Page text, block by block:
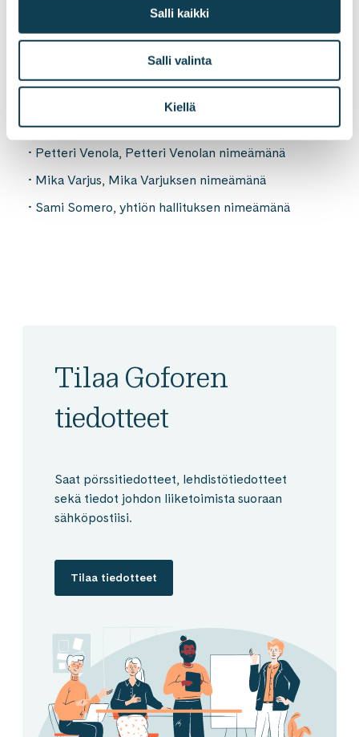
Salli kaikki
Salli valinta
Kiellä
Vuoden 2022 varsinaiselle yhtiökokoukselle
ehdotukset tehneeseen nimitystoimikuntaan kuuluvat:
Timur Kärki, Timur Kärjen nimeämänä
Petteri Venola, Petteri Venolan nimeämänä
Mika Varjus, Mika Varjuksen nimeämänä
Sami Somero, yhtiön hallituksen nimeämänä
Tilaa Goforen
tiedotteet
Saat pörssitiedotteet, lehdistötiedotteet
sekä tiedot johdon liiketoimista suoraan
sähköpostiisi.
Tilaa tiedotteet